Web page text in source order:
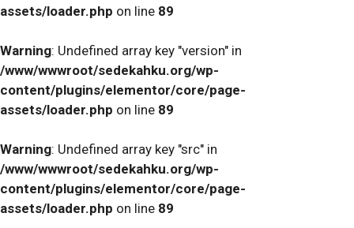
assets/loader.php on line 89
Warning: Undefined array key "version" in
/www/wwwroot/sedekahku.org/wp-
content/plugins/elementor/core/page-
assets/loader.php on line 89
Warning: Undefined array key "src" in
/www/wwwroot/sedekahku.org/wp-
content/plugins/elementor/core/page-
assets/loader.php on line 89